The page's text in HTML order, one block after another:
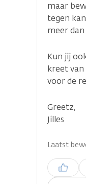
maar
tegen
meer
Kun jij
kreet van
voor de
Greetz,
Jilles
Laatst
Inloggen
plaatsen